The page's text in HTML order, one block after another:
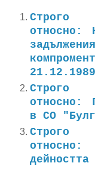
Строго
относно:
Строго
относно:
в СО
Строго